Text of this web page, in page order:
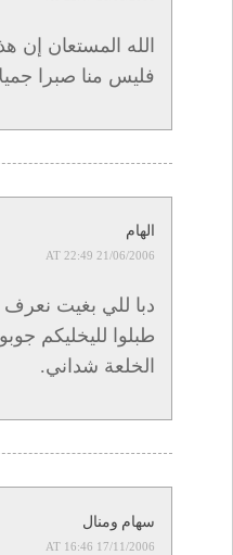
الله المستعان إن
فليس منا صبرا
الهام
21/06/2006 AT 22:49
دبا للي بغيت
الخلعة شداني.
سهام ومنال
17/11/2006 AT 16:46